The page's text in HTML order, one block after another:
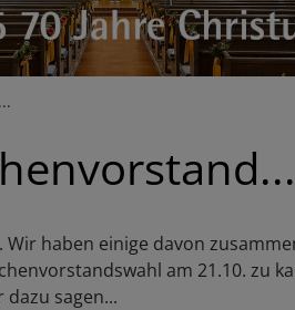
Wir haben einige davon
am 21.10. zu
sagen...